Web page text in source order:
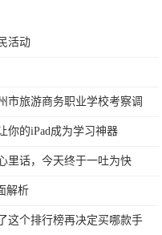
活动
市旅游商务职业学校考察调
你的iPad成为学习神器
里话，今天终于一吐为快
解析
这个排行榜再决定买哪款手